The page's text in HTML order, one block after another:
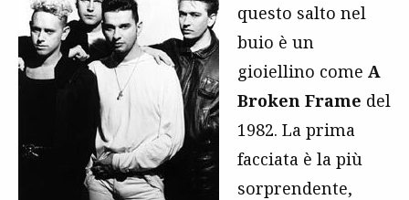
questo salto nel
buio è un
gioiellino come A
Broken Frame del
1982. La prima
facciata è la più
sorprendente,